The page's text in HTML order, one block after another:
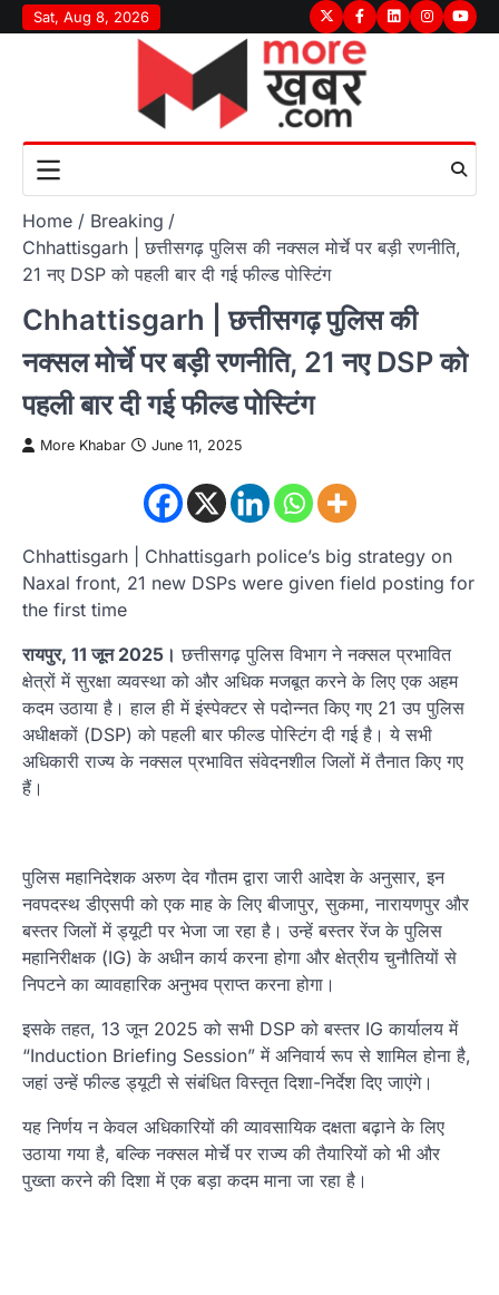
Skip
to
Sat, Aug 8, 2026 TwitterFacebook
LinkedInInstagram
Home
Breaking
Chhattisgarh | छत्तीसगढ़ पुलिस की नक्सल मोर्चे पर बड़ी रणनीति,
21 नए DSP को पहली बार दी गई फील्ड पोस्टिंग
Chhattisgarh | छत्तीसगढ़ पुलिस की
नक्सल मोर्चे पर बड़ी रणनीति, 21 नए DSP को
पहली बार दी गई फील्ड पोस्टिंग
More Khabar June 11, 2025
Chhattisgarh | Chhattisgarh police’s big strategy on
Naxal front, 21 new DSPs were given field posting for
the first time
रायपुर, 11 जून 2025। छत्तीसगढ़ पुलिस विभाग ने नक्सल प्रभावित
क्षेत्रों में सुरक्षा व्यवस्था को और अधिक मजबूत करने के लिए एक अहम
कदम उठाया है। हाल ही में इंस्पेक्टर से पदोन्नत किए गए 21 उप पुलिस
अधीक्षकों (DSP) को पहली बार फील्ड पोस्टिंग दी गई है। ये सभी
अधिकारी राज्य के नक्सल प्रभावित संवेदनशील जिलों में तैनात किए गए
हैं।
पुलिस महानिदेशक अरुण देव गौतम द्वारा जारी आदेश के अनुसार, इन
नवपदस्थ डीएसपी को एक माह के लिए बीजापुर, सुकमा, नारायणपुर और
बस्तर जिलों में ड्यूटी पर भेजा जा रहा है। उन्हें बस्तर रेंज के पुलिस
महानिरीक्षक (IG) के अधीन कार्य करना होगा और क्षेत्रीय चुनौतियों से
निपटने का व्यावहारिक अनुभव प्राप्त करना होगा।
इसके तहत, 13 जून 2025 को सभी DSP को बस्तर IG कार्यालय में
“Induction Briefing Session” में अनिवार्य रूप से शामिल होना है,
जहां उन्हें फील्ड ड्यूटी से संबंधित विस्तृत दिशा-निर्देश दिए जाएंगे।
यह निर्णय न केवल अधिकारियों की व्यावसायिक दक्षता बढ़ाने के लिए
उठाया गया है, बल्कि नक्सल मोर्चे पर राज्य की तैयारियों को भी और
पुख्ता करने की दिशा में एक बड़ा कदम माना जा रहा है।